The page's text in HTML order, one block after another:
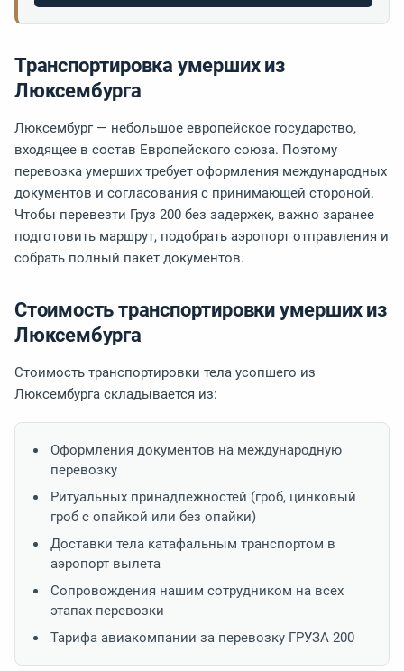
Транспортировка умерших из
Люксембурга
Люксембург — небольшое европейское государство,
входящее в состав Европейского союза. Поэтому
перевозка умерших требует оформления международных
документов и согласования с принимающей стороной.
Чтобы перевезти Груз 200 без задержек, важно заранее
подготовить маршрут, подобрать аэропорт отправления и
собрать полный пакет документов.
Стоимость транспортировки умерших из
Люксембурга
Стоимость транспортировки тела усопшего из
Люксембурга складывается из:
Оформления документов на международную
перевозку
Ритуальных принадлежностей (гроб, цинковый
гроб с опайкой или без опайки)
Доставки тела катафальным транспортом в
аэропорт вылета
Сопровождения нашим сотрудником на всех
этапах перевозки
Тарифа авиакомпании за перевозку ГРУЗА 200